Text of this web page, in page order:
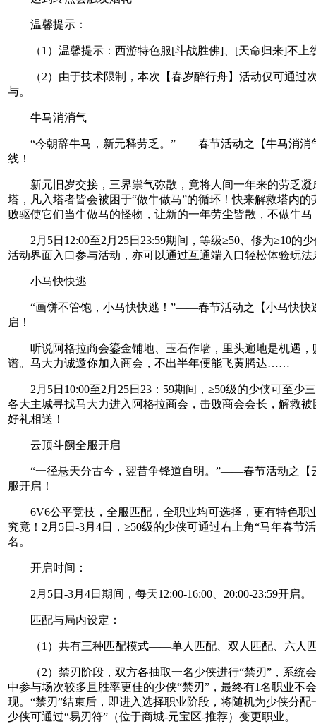
温馨提示：
（1）温馨提示：西游特色服[斗战胜佛]、[天命归来]不上
（2）由于技术限制，本次【春岁醉行舟】活动仅可通过
与。
牛马消消气
“今朝辞牛马，新元释劳乏。”——春节活动之【牛马消消
线！
新元旧岁交接，三界祟气弥散，竟将人间一年来的劳乏凝
塔，凡入塔者皆会被困于“做牛做马”的循环！快来解救塔内的
败驱使它们当牛做马的怪物，让新的一年劳尘皆散，不做牛马
2月5日12:00至2月25日23:59期间，等级≥50、修为≥10的
活动界面入口参与活动，亦可以通过互通端入口轻松体验玩法
小马快快逃
“画饼不管饱，小马快快逃！”——春节活动之【小马快快
启！
听说阿格拉商会鎏金铺地、玉石作墙，里头遍地是机遇，
谱。马大力诚邀你加入商会，不出半年便能飞黄腾达……
2月5日10:00至2月25日23：59期间，≥50级的少侠可至少
各大主城寻找马大力进入阿格拉商会，击败商会会长，解救被
好礼相送！
云顶斗阙全服开启
“一径悬天分古今，翌昔争锋道自明。”——春节活动之【
服开启！
6V6公平竞技，全服匹配，全职业均可选择，更有特色职
究竟！2月5日-3月4日，≥50级的少侠可通过右上角“马年春节
名。
开启时间：
2月5日-3月4日期间，每天12:00-16:00、20:00-23:59开启。
匹配与局内设定：
（1）共有三种匹配模式——单人匹配、双人匹配、六人
（2）禁刃阶段，双方各抽取一名少侠进行“禁刃”，系统
中参与场次较多且胜率更佳的少侠“禁刃”，最终有1名职业不
现。“禁刃”结束后，即进入选择职业阶段，将随机为少侠分配
少侠可通过“易刃符”（位于商城-元宝区-推荐）变更职业。